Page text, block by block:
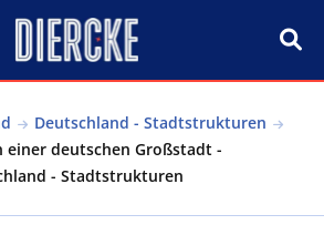
Deutschland - Stadtstrukturen
deutschen Großstadt -
- Stadtstrukturen